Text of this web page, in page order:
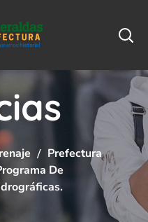
Prefectura
De